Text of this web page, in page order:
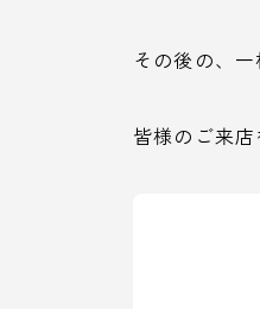
その後の、
皆様のご来